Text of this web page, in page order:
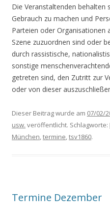
Die Veranstaltenden behalten
Gebrauch zu machen und
Parteien oder Organisationen
Szene zuzuordnen sind oder
durch rassistische,
sonstige
getreten sind, den Zutritt zur
oder von dieser
Dieser Beitrag wurde am 07/02/
usw. veröffentlicht. Schlagworte:
München,termine,tsv1860.
Termine Dezember